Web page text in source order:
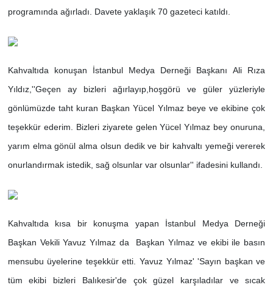
programında ağırladı. Davete yaklaşık 70 gazeteci katıldı.
Kahvaltıda konuşan İstanbul Medya Derneği Başkanı Ali Rıza
Yıldız,''Geçen ay bizleri ağırlayıp,hoşgörü ve güler yüzleriyle
gönlümüzde taht kuran Başkan Yücel Yılmaz beye ve ekibine çok
teşekkür ederim. Bizleri ziyarete gelen Yücel Yılmaz bey onuruna,
yarım elma gönül alma olsun dedik ve bir kahvaltı yemeği vererek
onurlandırmak istedik, sağ olsunlar var olsunlar'' ifadesini kullandı.
Kahvaltıda kısa bir konuşma yapan İstanbul Medya Derneği
Başkan Vekili Yavuz Yılmaz da Başkan Yılmaz ve ekibi ile basın
mensubu üyelerine teşekkür etti. Yavuz Yılmaz' 'Sayın başkan ve
tüm ekibi bizleri Balıkesir'de çok güzel karşıladılar ve sıcak